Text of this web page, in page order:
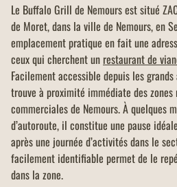
Le Buffalo Grill de Nemours est situé
de Moret, dans la ville de Nemours, en
emplacement pratique en fait une
ceux qui cherchent un restaurant de
Facilement accessible depuis les
trouve à proximité immédiate des
commerciales de Nemours. À quelques
d’autoroute, il constitue une pause
après une journée d’activités dans le
facilement identifiable permet de le
dans la zone.